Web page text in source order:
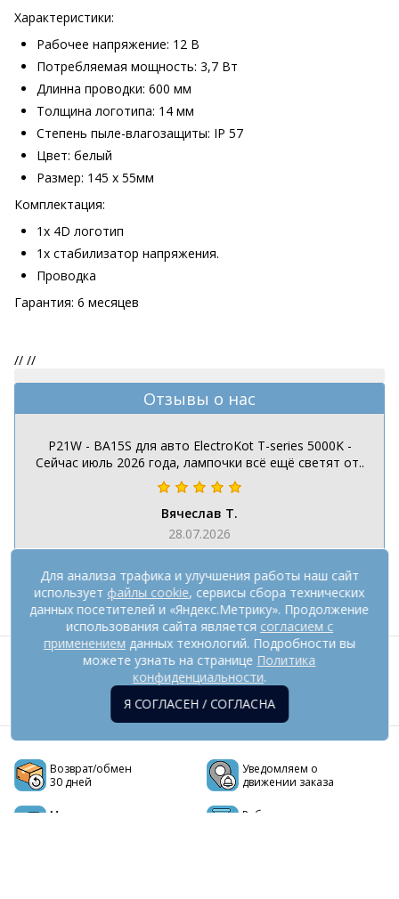
Характеристики:
Рабочее напряжение: 12 В
Потребляемая мощность: 3,7 Вт
Длинна проводки: 600 мм
Толщина логотипа: 14 мм
Степень пыле-влагозащиты: IP 57
Цвет: белый
Размер: 145 х 55мм
Комплектация:
1х 4D логотип
1х стабилизатор напряжения.
Проводка
Гарантия: 6 месяцев
// //
Отзывы о нас
P21W - BA15S для авто ElectroKot T-series 5000K -
Сейчас июль 2026 года, лампочки всё ещё светят от..
Вячеслав Т.
28.07.2026
Показать все отзывы (2476)
Мы в социальных сетях
Возврат/обмен
30 дней
Уведомляем о
движении заказа
Мы -
Работаем с
Для анализа трафика и улучшения работы наш сайт
использует файлы cookie, сервисы сбора технических
данных посетителей и «Яндекс.Метрику». Продолжение
использования сайта является согласием с
применением данных технологий. Подробности вы
можете узнать на странице Политика
конфиденциальности.
Я СОГЛАСЕН / СОГЛАСНА